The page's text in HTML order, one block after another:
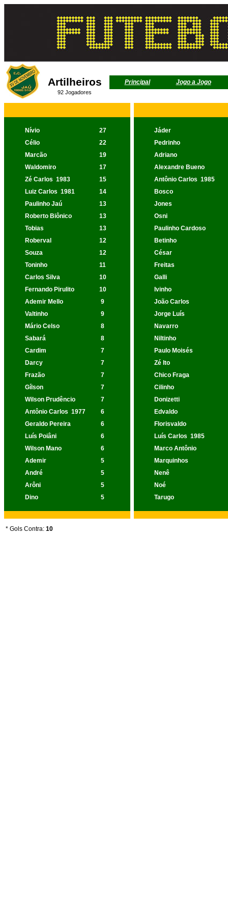
Artilheiros Principal Jogo a Jogo
92 Jogadores
Nívio 27
Jáder
Célio
22
Pedrinho
Marcão
19
Adriano
Waldomiro
17
Alexandre Bueno
Zé Carlos 1983 15 Antônio Carlos 1985
Luiz Carlos 1981 14
Bosco
Paulinho Jaú
13
Jones
Roberto Biônico
13
Osni
Tobias
13
Paulinho Cardoso
Roberval
12
Betinho
Souza
12
César
Toninho
11
Freitas
Carlos Silva
10
Galli
Fernando Pirulito
10
Ivinho
Ademir Mello
9
João Carlos
Valtinho
9
Jorge Luís
Mário Celso
8
Navarro
Sabará
8
Niltinho
Cardim
7
Paulo Moisés
Darcy
7
Zé Ito
Frazão
7
Chico Fraga
Gílson
7
Cilinho
Wilson Prudêncio
7
Donizetti
Antônio Carlos 1977 6
Edvaldo
Geraldo Pereira
6
Florisvaldo
Luís Poiâni
6 Luís Carlos 1985
Wilson Mano
6
Marco Antônio
Ademir
5
Marquinhos
André
5
Nenê
Arôni
5
Noé
Dino
5 Tarugo
* Gols Contra: 10